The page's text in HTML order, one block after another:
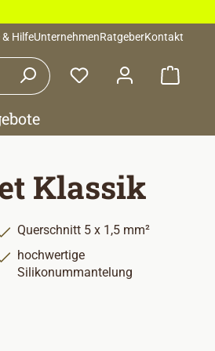
& HilfeUnternehmenRatgeberKontakt
Klassik
Querschnitt 5 x 1,5 mm²
hochwertige
Silikonummantelung